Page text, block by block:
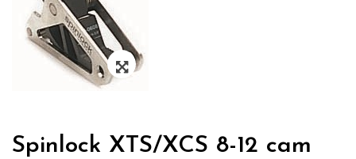
Zoom
Spinlock XTS/XCS 8-12 cam